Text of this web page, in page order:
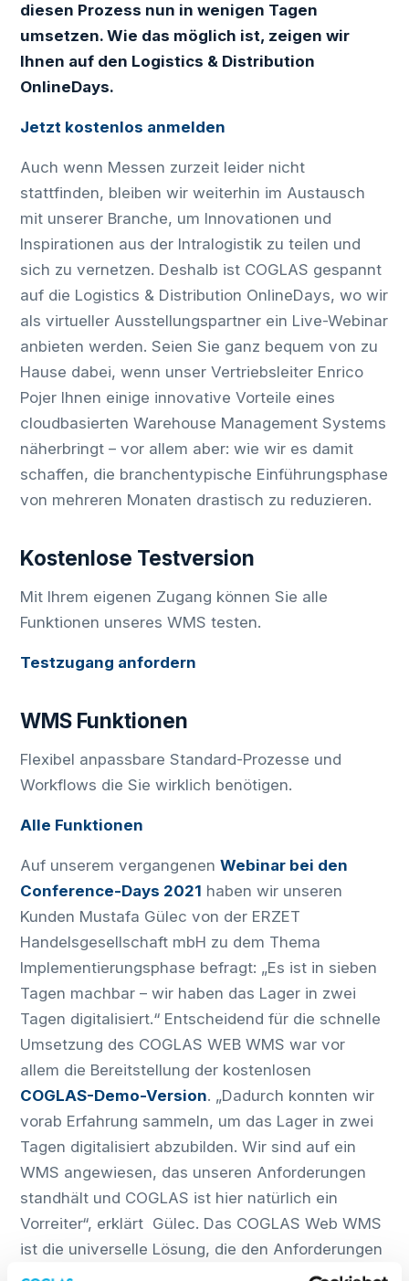
diesen Prozess nun in wenigen Tagen
umsetzen. Wie das möglich ist, zeigen wir
Ihnen auf den Logistics & Distribution
OnlineDays.
Jetzt kostenlos anmelden
Auch wenn Messen zurzeit leider nicht
stattfinden, bleiben wir weiterhin im Austausch
mit unserer Branche, um Innovationen und
Inspirationen aus der Intralogistik zu teilen und
sich zu vernetzen. Deshalb ist COGLAS gespannt
auf die Logistics & Distribution OnlineDays, wo wir
als virtueller Ausstellungspartner ein Live-Webinar
anbieten werden. Seien Sie ganz bequem von zu
Hause dabei, wenn unser Vertriebsleiter Enrico
Pojer Ihnen einige innovative Vorteile eines
cloudbasierten Warehouse Management Systems
näherbringt – vor allem aber: wie wir es damit
schaffen, die branchentypische Einführungsphase
von mehreren Monaten drastisch zu reduzieren.
Kostenlose Testversion
Mit Ihrem eigenen Zugang können Sie alle
Funktionen unseres WMS testen.
Testzugang anfordern
WMS Funktionen
Flexibel anpassbare Standard-Prozesse und
Workflows die Sie wirklich benötigen.
Alle Funktionen
Auf unserem vergangenenWebinar bei den
Conference-Days 2021 haben wir unseren
Kunden Mustafa Gülec von der ERZET
Handelsgesellschaft mbH zu dem Thema
Implementierungsphase befragt: „Es ist in sieben
Tagen machbar – wir haben das Lager in zwei
Tagen digitalisiert.“ Entscheidend für die schnelle
Umsetzung des COGLAS WEB WMS war vor
allem die Bereitstellung der kostenlosen
COGLAS-Demo-Version. „Dadurch konnten wir
vorab Erfahrung sammeln, um das Lager in zwei
Tagen digitalisiert abzubilden. Wir sind auf ein
WMS angewiesen, das unseren Anforderungen
standhält und COGLAS ist hier natürlich ein
Vorreiter“, erklärt Gülec. Das COGLAS Web WMS
ist die universelle Lösung, die den Anforderungen
sowohl von kleinen Unternehmen als auch von